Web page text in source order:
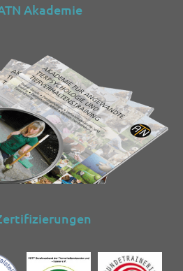
Akademie